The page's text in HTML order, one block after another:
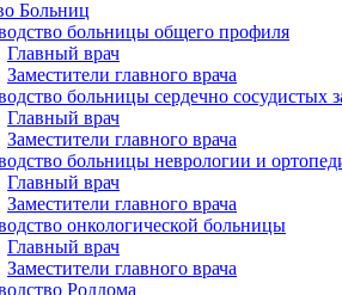
Больниц
больницы общего профиля
Главный врач
Заместители главного врача
больницы сердечно сосудистых
Главный врач
Заместители главного врача
больницы неврологии и
Главный врач
Заместители главного врача
онкологической больницы
Главный врач
Заместители главного врача
Роддома